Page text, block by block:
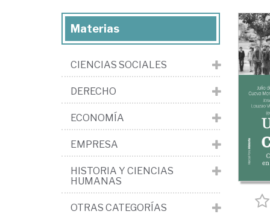
Materias
CIENCIAS SOCIALES
DERECHO
ECONOMÍA
EMPRESA
HISTORIA Y CIENCIAS
HUMANAS
OTRAS CATEGORÍAS